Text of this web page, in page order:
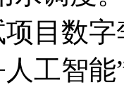
目数
工智